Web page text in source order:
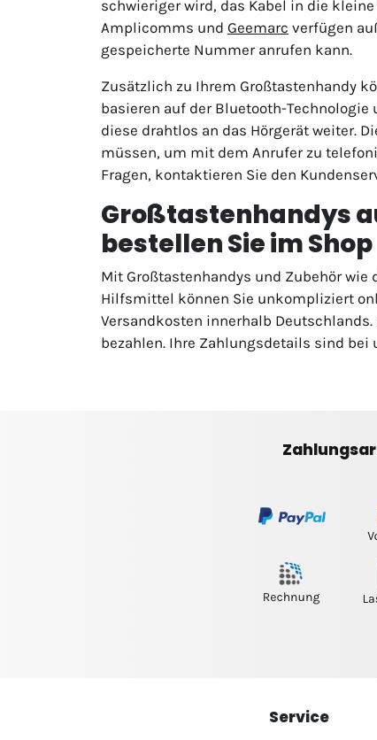
schwieriger wird, das Kabel in die
Amplicomms und Geemarc verfügen
gespeicherte Nummer anrufen kann.
Zusätzlich zu Ihrem Großtastenhandy
basieren auf der Bluetooth-
diese drahtlos an das Hörgerät weiter.
müssen, um mit dem Anrufer zu
Fragen, kontaktieren Sie den
Großtastenhandys
bestellen Sie im Shop
Mit Großtastenhandys und Zubehör wie
Hilfsmittel können Sie unkompliziert
Versandkosten innerhalb
bezahlen. Ihre Zahlungsdetails sind bei
Service